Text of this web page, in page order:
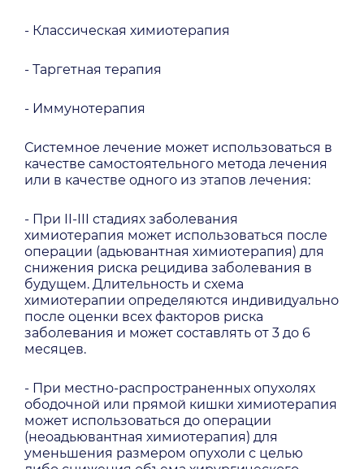
- Классическая химиотерапия
- Таргетная терапия
- Иммунотерапия
Системное лечение может использоваться в
качестве самостоятельного метода лечения
или в качестве одного из этапов лечения:
- При II-III стадиях заболевания
химиотерапия может использоваться после
операции (адьювантная химиотерапия) для
снижения риска рецидива заболевания в
будущем. Длительность и схема
химиотерапии определяются индивидуально
после оценки всех факторов риска
заболевания и может составлять от 3 до 6
месяцев.
- При местно-распространенных опухолях
ободочной или прямой кишки химиотерапия
может использоваться до операции
(неоадьювантная химиотерапия) для
уменьшения размером опухоли с целью